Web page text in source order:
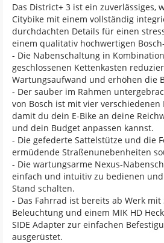
Das District+ 3 ist ein zuverlässiges,
Citybike mit einem vollständig
durchdachten Details für einen
einem qualitativ hochwertigen
- Die Nabenschaltung in
geschlossenen Kettenkasten
Wartungsaufwand und erhöhen die
- Der sauber im Rahmen
von Bosch ist mit vier
damit du dein E-Bike an deine
und dein Budget anpassen kannst.
- Die gefederte Sattelstütze und die
ermüdende Straßenunebenheiten
- Die wartungsarme Nexus-
einfach und intuitiv zu bedienen
Stand schalten.
- Das Fahrrad ist bereits ab Werk mit
Beleuchtung und einem MIK HD
SIDE Adapter zur einfachen
ausgerüstet.